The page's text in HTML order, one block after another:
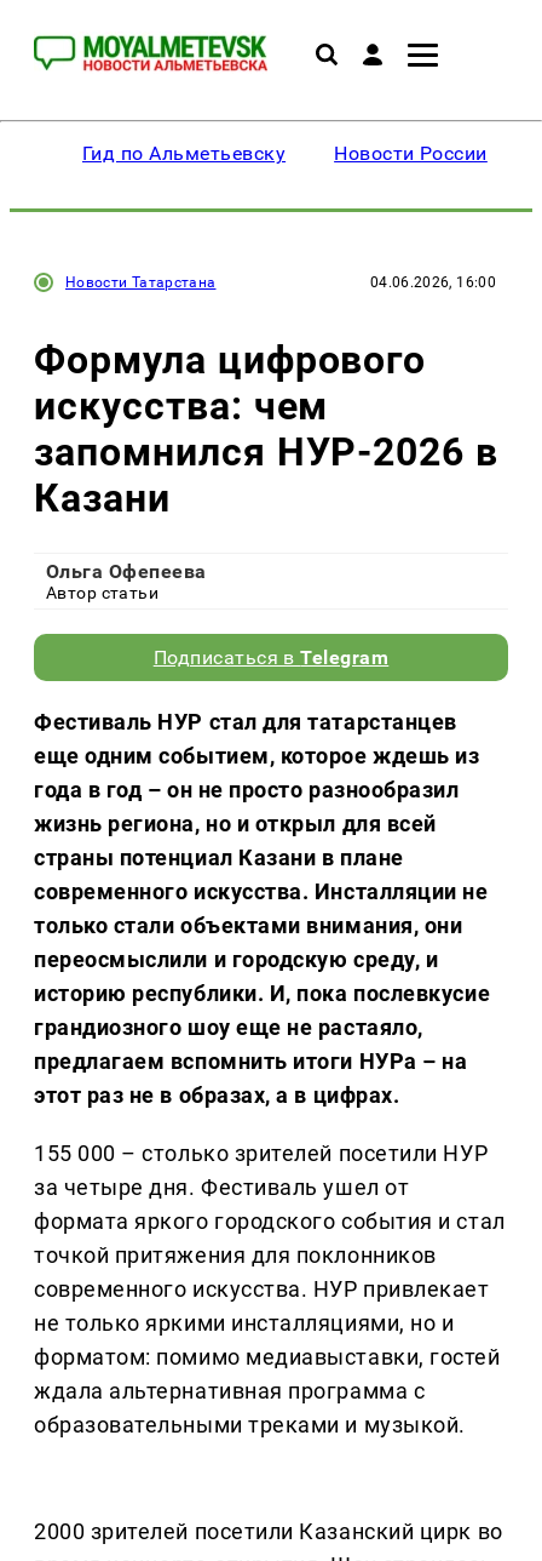
Гид по Альметьевску Новости России
Новости Татарстана 04.06.2026, 16:00
Формула цифрового
искусства: чем
запомнился НУР-2026 в
Казани
Ольга Офепеева
Автор статьи
Подписаться вTelegram
Фестиваль НУР стал для татарстанцев
еще одним событием, которое ждешь из
года в год – он не просто разнообразил
жизнь региона, но и открыл для всей
страны потенциал Казани в плане
современного искусства. Инсталляции не
только стали объектами внимания, они
переосмыслили и городскую среду, и
историю республики. И, пока послевкусие
грандиозного шоу еще не растаяло,
предлагаем вспомнить итоги НУРа – на
этот раз не в образах, а в цифрах.
155 000 – столько зрителей посетили НУР
за четыре дня. Фестиваль ушел от
формата яркого городского события и стал
точкой притяжения для поклонников
современного искусства. НУР привлекает
не только яркими инсталляциями, но и
форматом: помимо медиавыставки, гостей
ждала альтернативная программа с
образовательными треками и музыкой.
2000 зрителей посетили Казанский цирк во